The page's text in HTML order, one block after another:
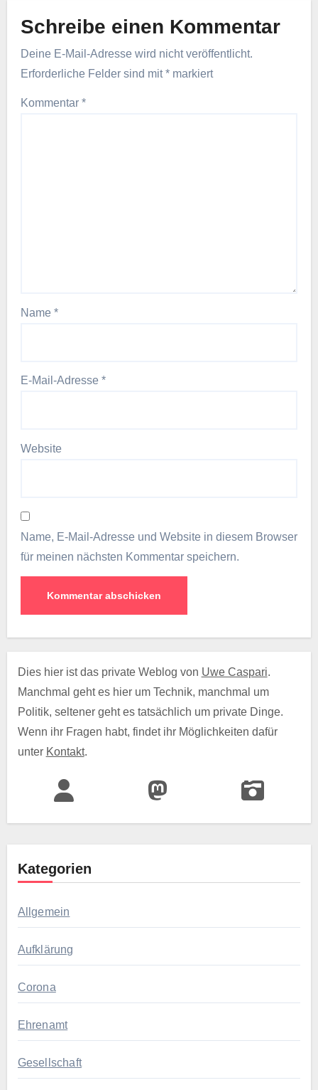
Schreibe einen Kommentar
Deine E-Mail-Adresse wird nicht veröffentlicht.
Erforderliche Felder sind mit*markiert
Kommentar *
Name *
E-Mail-Adresse *
Website
Name, E-Mail-Adresse und Website in diesem Browser
für meinen nächsten Kommentar speichern.
Dies hier ist das private Weblog von Uwe Caspari.
Manchmal geht es hier um Technik, manchmal um
Politik, seltener geht es tatsächlich um private Dinge.
Wenn ihr Fragen habt, findet ihr Möglichkeiten dafür
unter Kontakt.
Kategorien
Allgemein
Aufklärung
Corona
Ehrenamt
Gesellschaft